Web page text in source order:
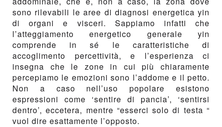
sono rilevabili le aree di diagnosi energetica yin
di organi e visceri. Sappiamo infatti che
l’atteggiamento energetico generale yin
comprende in sé le caratteristiche di
accoglimento percettività, e l’esperienza ci
insegna che le zone in cui più chiaramente
percepiamo le emozioni sono l’addome e il petto.
Non a caso nell’uso popolare esistono
espressioni come ‘sentire di pancia’, ‘sentirsi
dentro’, eccetera, mentre “esserci solo di testa “
vuol dire esattamente l’opposto.